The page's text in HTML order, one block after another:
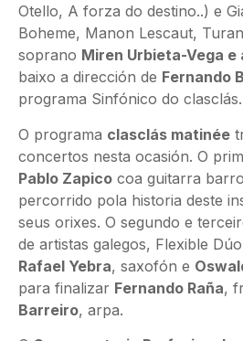
Otello, A forza do destino..) e
Boheme, Manon Lescaut,
soprano Miren Urbieta-Vega e
baixo a dirección de Fernando
programa Sinfónico do clasclás.
O programa clasclás matinée
concertos nesta ocasión. O
Pablo Zapico coa guitarra
percorrido pola historia deste
seus orixes. O segundo e
de artistas galegos, Flexible
Rafael Yebra, saxofón e
para finalizar Fernando Raña,
Barreiro, arpa.